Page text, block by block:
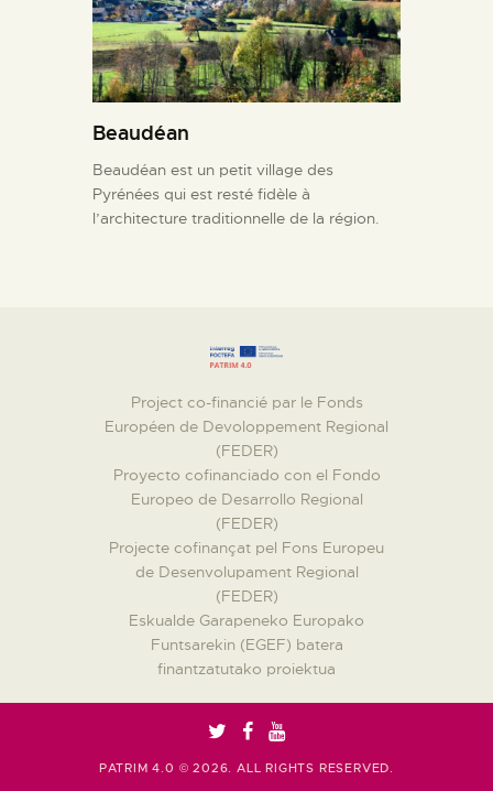
Beaudéan
Beaudéan est un petit village des
Pyrénées qui est resté fidèle à
l’architecture traditionnelle de la région.
Project co-financié par le Fonds
Européen de Devoloppement Regional
(FEDER)
Proyecto cofinanciado con el Fondo
Europeo de Desarrollo Regional
(FEDER)
Projecte cofinançat pel Fons Europeu
de Desenvolupament Regional
(FEDER)
Eskualde Garapeneko Europako
Funtsarekin (EGEF) batera
finantzatutako proiektua
PATRIM 4.0 © 2026. ALL RIGHTS RESERVED.